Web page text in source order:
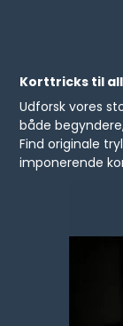
Korttricks til
Udforsk vores
både
Find originale
imponerende